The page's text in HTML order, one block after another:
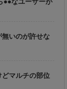
無いのが許せな
どマルチの部位